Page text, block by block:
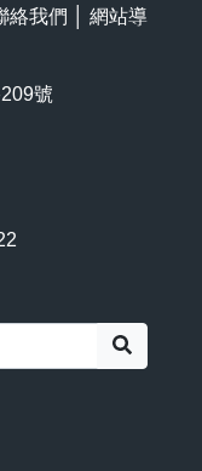
絡我們
網站導
號